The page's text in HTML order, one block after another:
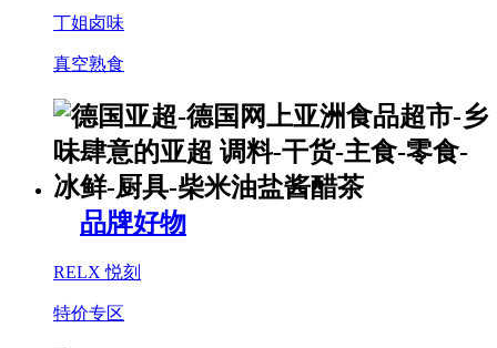
丁姐卤味
真空熟食
品牌好物
RELX 悦刻
特价专区